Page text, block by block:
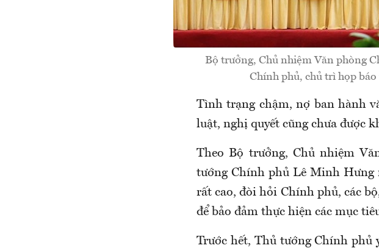
Bộ trưởng, Chủ nhiệm Văn phòng
Chính phủ, chủ trì họp
Tình trạng chậm, nợ ban hành
luật, nghị quyết cũng chưa được
Theo Bộ trưởng, Chủ nhiệm
tướng Chính phủ Lê Minh Hưng
rất cao, đòi hỏi Chính phủ, các
để bảo đảm thực hiện các mục
Trước hết, Thủ tướng Chính phủ